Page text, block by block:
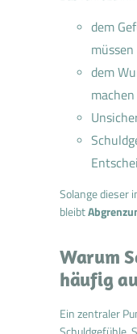
dem
müssen
dem
machen
Solange dieser
bleibt
Warum
häufig
Ein zentraler